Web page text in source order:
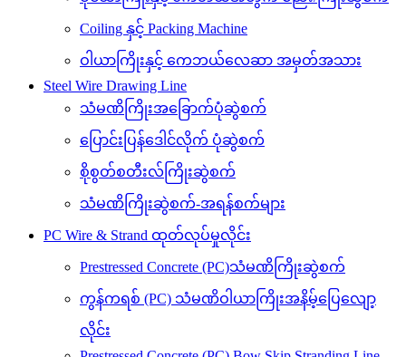
Coiling နှင့် Packing Machine
ဝါယာကြိုးနှင့် ကေဘယ်လေဆာ အမှတ်အသား
Steel Wire Drawing Line
သံမဏိကြိုးအခြောက်ပုံဆွဲစက်
ပြောင်းပြန်ဒေါင်လိုက် ပုံဆွဲစက်
စိုစွတ်စတီးလ်ကြိုးဆွဲစက်
သံမဏိကြိုးဆွဲစက်-အရန်စက်များ
PC Wire & Strand ထုတ်လုပ်မှုလိုင်း
Prestressed Concrete (PC)သံမဏိကြိုးဆွဲစက်
ကွန်ကရစ် (PC) သံမဏိဝါယာကြိုးအနိမ့်ပြေလျော့
လိုင်း